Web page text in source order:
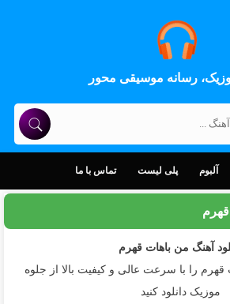
رسانه موسیقی محور
آلبوم پلی لیست تماس با ما
قهرم
آهنگ من باهات قهرم
قهرم را با سرعت عالی و کیفیت بالا از جلوه
موزیک دانلود کنید